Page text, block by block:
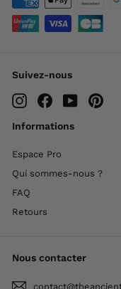
Suivez-nous
InstagramFacebookYouTube
Informations
Espace Pro
Qui sommes-nous ?
FAQ
Retours
Nous contacter